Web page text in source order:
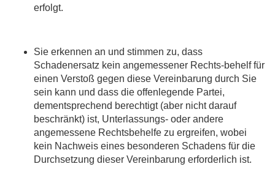
erfolgt.
Sie erkennen an und stimmen zu, dass
Schadenersatz kein angemessener Rechts-behelf für
einen Verstoß gegen diese Vereinbarung durch Sie
sein kann und dass die offenlegende Partei,
dementsprechend berechtigt (aber nicht darauf
beschränkt) ist, Unterlassungs- oder andere
angemessene Rechtsbehelfe zu ergreifen, wobei
kein Nachweis eines besonderen Schadens für die
Durchsetzung dieser Vereinbarung erforderlich ist.